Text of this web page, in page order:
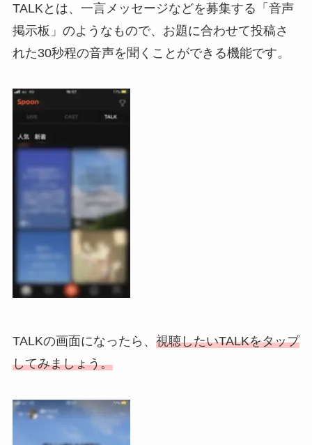
TALKとは、一言メッセージなどを募集する「音声
掲示板」のようなもので、お題に合わせて投稿さ
れた30秒程の音声を聞くことができる機能です。
TALKの画面になったら、 視聴したいTALKをタップ
してみましょう。